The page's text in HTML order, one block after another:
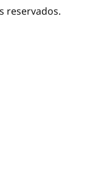
reservados.